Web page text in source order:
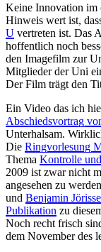
Keine Innovation im
Hinweis wert ist,
U vertreten ist. Das
hoffentlich noch
den Imagefilm zur
Mitglieder der Uni
Der Film trägt den
Ein Video das ich
Abschiedsvortrag
Unterhalsam.
Die Ringvorlesung
Thema Kontrolle
2009 ist zwar nicht
angesehen zu
und Benjamin
Publikation zu
Noch recht frisch
dem November des